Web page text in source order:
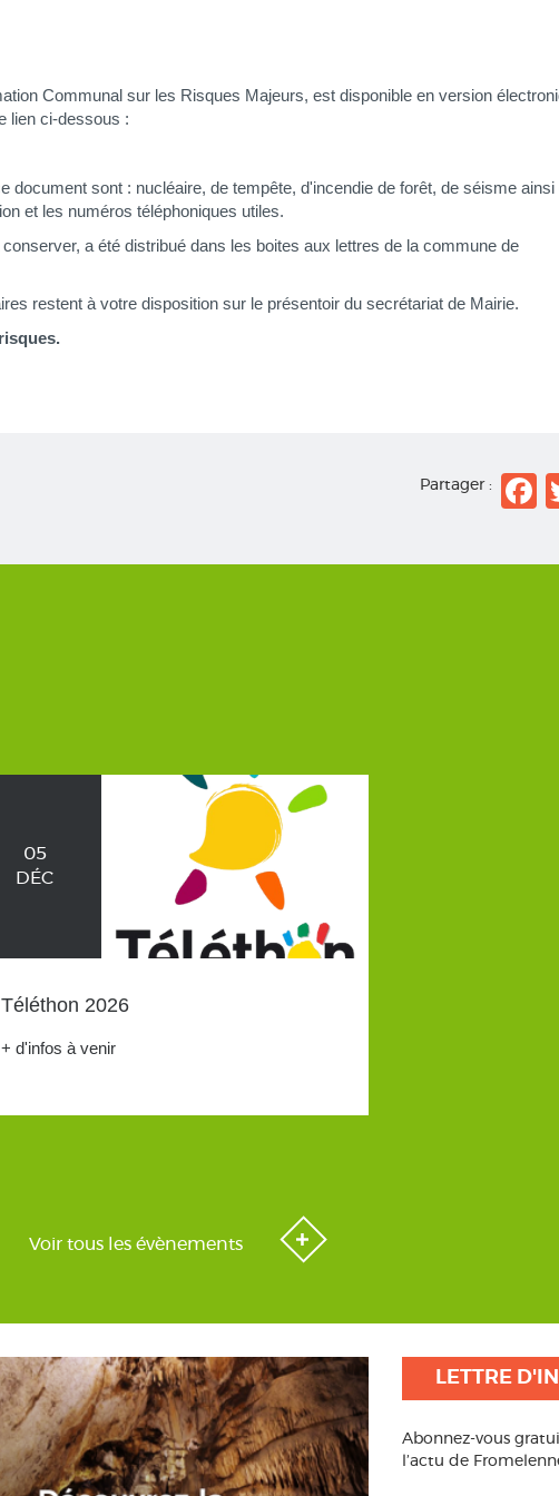
Communal sur les Risques Majeurs, est disponible en version
lien ci-dessous :
document sont : nucléaire, de tempête, d'incendie de forêt, de séisme ainsi
et les numéros téléphoniques utiles.
a été distribué dans les boites aux lettres de la commune de
restent à votre disposition sur le présentoir du secrétariat de Mairie.
Partager :
05
DÉC
Téléthon 2026
+ d'infos à venir
Voir tous les évènements
LETTRE
Abonnez-vous
l’actu de